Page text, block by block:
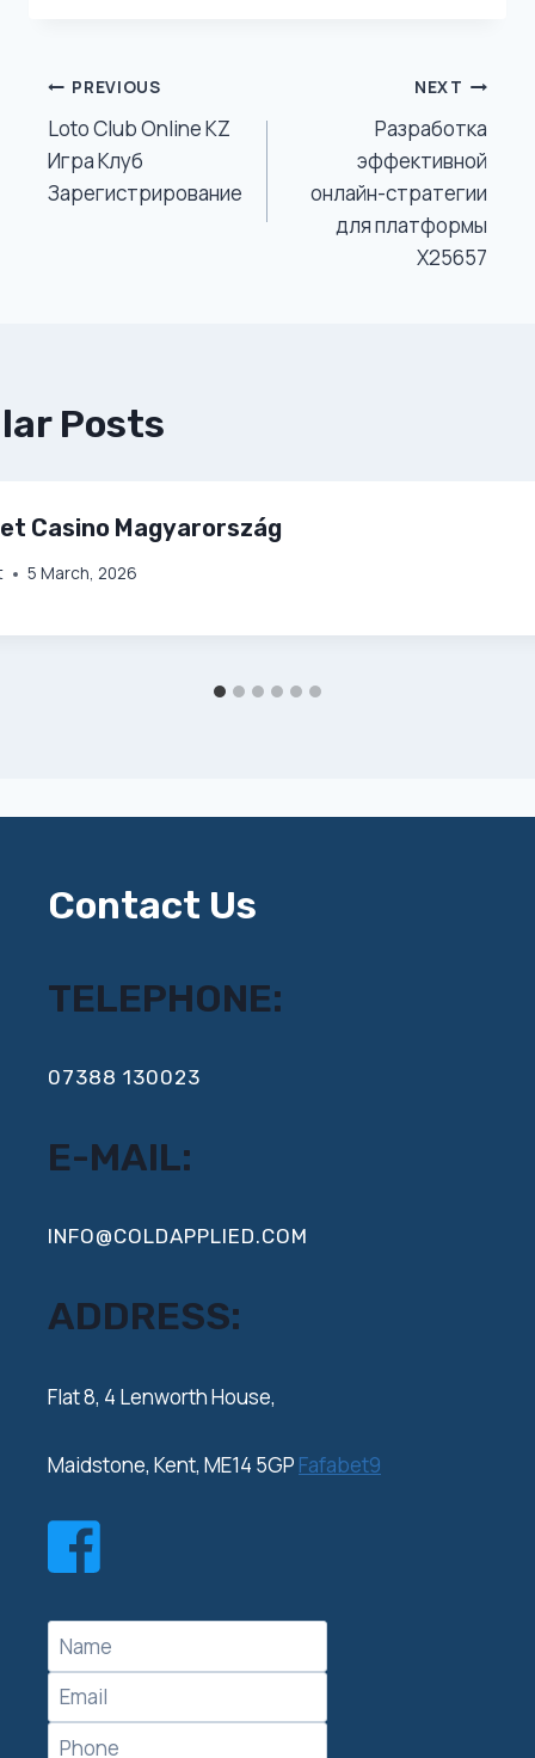
Post
Navigation
PREVIOUS
Loto Club Online KZ
Игра Клуб
Зарегистрирование
NEXT
Разработка
эффективной
онлайн-стратегии
для платформы
X25657
Posts
Casino Magyarország
5 March, 2026
Contact Us
TELEPHONE:
‍07388 130023
E-MAIL:
INFO@COLDAPPLIED.COM
ADDRESS:
‍Flat 8, 4 Lenworth House,
Maidstone, Kent, ME14 5GP Fafabet9